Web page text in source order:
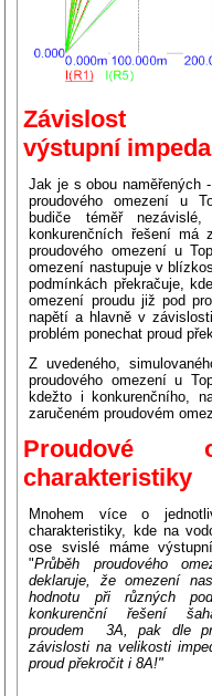
výstupní
Jak je s obou naměřených
proudového omezení u
budiče téměř
konkurenčních řešení má
proudového omezení u
omezení nastupuje v
podmínkách překračuje,
omezení proudu již pod
napětí a hlavně v
problém ponechat proud
Z uvedeného,
proudového omezení u
kdežto i konkurenčního,
zaručeném proudovém
Proudové
charakteristiky
Mnohem více o
charakteristiky, kde na
ose svislé máme
"Průběh proudového
deklaruje, že omezení
hodnotu při různých
konkurenční řešení
proudem 3A, pak dle
závislosti na velikosti
proud překročit i 8A!"